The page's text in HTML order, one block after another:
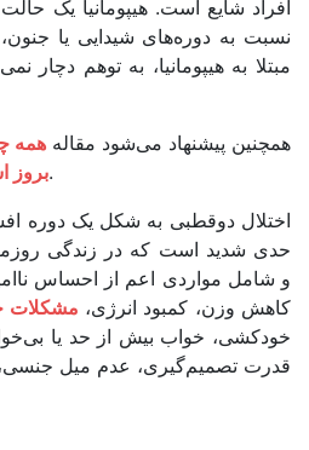
افراد شایع است. هیپومانیا یک
نسبت به دوره‌های شیدایی یا
مبتلا به هیپومانیا، به توهم دچار
همچنین پیشنهاد می‌شود مقاله همه
بروزرا نیز مطالعه نمایید.
اختلال دوقطبی به شکل یک دوره
حدی شدید است که در زندگی
و شامل مواردی اعم از احساس
کاهش وزن، کمبود انرژی، مشکلات
خودکشی، خواب بیش از حد یا
قدرت تصمیم‌گیری، عدم میل جنسی،